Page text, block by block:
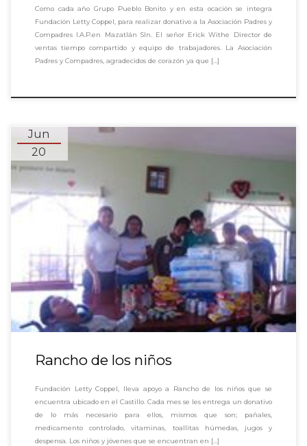
Como cada año Grupo Pueblo Bonito y en esta ocación se integra
Fundación Letty Coppel, para realizar donativo a la Asociación Padres y
Compadres I.A.P.en Mazatlán SIn. El señor Erick Withe Director de
ventas tiempo compartido y equipo de trabajadores. La Asociación
Padres y Compadres, agradecidos de corazón ya que […]
Jun
20
Rancho de los niños
Fundación Letty Coppel, lleva apoyo a Rancho de los niños que se
encuentra ubicado en el Castillo. Cada mes se les entrega un donativo
de lo más necesario para ellos, mismos que son; pañales,
medicamento controlado, vitaminas, toallitas húmedas, jugos y
despensa. Los niños y jóvenes que se encuentran en […]